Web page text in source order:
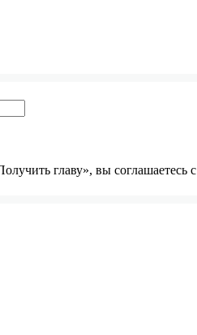
главу», вы соглашаетесь с